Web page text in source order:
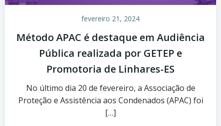
fevereiro 21, 2024
Método APAC é destaque em Audiência
Pública realizada por GETEP e
Promotoria de Linhares-ES
No último dia 20 de fevereiro, a Associação de
Proteção e Assistência aos Condenados (APAC) foi
[…]